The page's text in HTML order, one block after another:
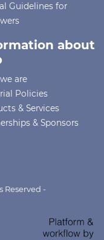
Guidelines for
about
are
Policies
& Services
& Sponsors
Reserved -